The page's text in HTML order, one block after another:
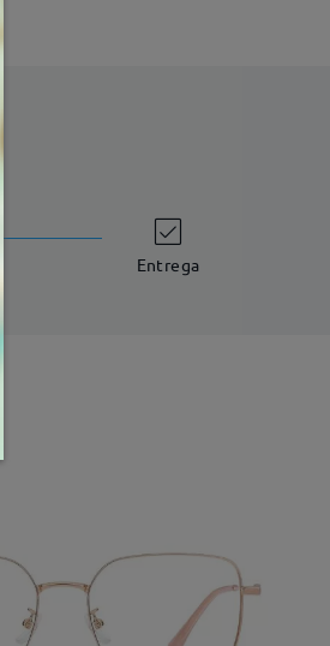
Entrega